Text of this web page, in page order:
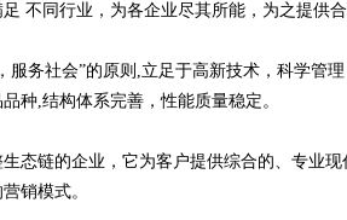
不同行业，为各企业尽其所能，为之提供合
服务社会”的原则,立足于高新技术，科学管
种,结构体系完善，性能质量稳定。
态链的企业，它为客户提供综合的、专业
销模式。